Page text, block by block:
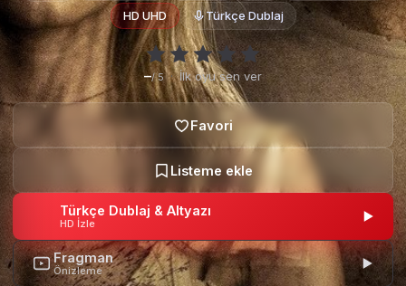
HD UHD
Türkçe Dublaj
–/ 5 · İlk oyu sen ver
Türkçe Dublaj & Altyazı
HD İzle
Fragman
Önizleme